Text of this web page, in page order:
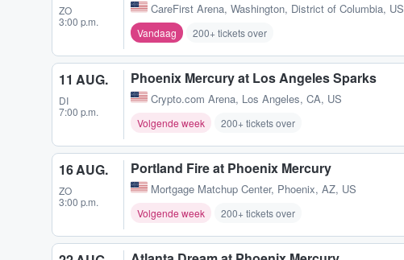
ZO
3:00 p.m.
CareFirst Arena, Washington, District of Columbia, US
Vandaag 200+ tickets over
11 AUG.
DI
7:00 p.m.
Phoenix Mercury at Los Angeles Sparks
Crypto.com Arena, Los Angeles, CA, US
Volgende week 200+ tickets over
16 AUG.
ZO
3:00 p.m.
Portland Fire at Phoenix Mercury
Mortgage Matchup Center, Phoenix, AZ, US
Volgende week 200+ tickets over